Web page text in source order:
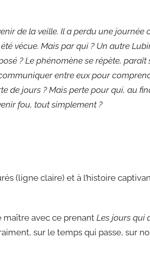
de la veille. Il a perdu une journée
vécue. Mais par qui ? Un autre
? Le phénomène se répète, paraît
entre eux pour
de jours ? Mais perte pour qui, au
fou, tout simplement ?
(ligne claire) et à l’histoire
maître avec ce prenantLes jours qui
sur le temps qui passe, sur